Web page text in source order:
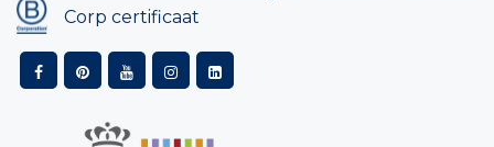
Corp certificaat